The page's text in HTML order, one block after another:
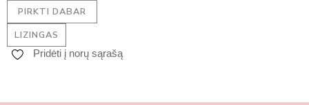
PIRKTI DABAR
LIZINGAS
Pridėti į norų sąrašą